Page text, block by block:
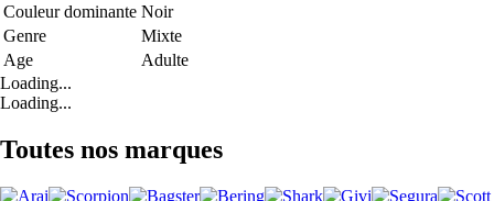
Couleur dominante Noir
Genre
Mixte
Age
Adulte
Loading...
Loading...
Toutes nos marques